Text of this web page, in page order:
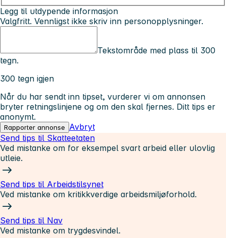
Legg til utdypende informasjon
Valgfritt. Vennligst ikke skriv inn personopplysninger.
Tekstområde med plass til 300
tegn.
300 tegn igjen
Når du har sendt inn tipset, vurderer vi om annonsen
bryter retningslinjene og om den skal fjernes. Ditt tips er
anonymt.
Rapporter annonse
Avbryt
Send tips til Skatteetaten
Ved mistanke om for eksempel svart arbeid eller ulovlig
utleie.
Send tips til Arbeidstilsynet
Ved mistanke om kritikkverdige arbeidsmiljøforhold.
Send tips til Nav
Ved mistanke om trygdesvindel.